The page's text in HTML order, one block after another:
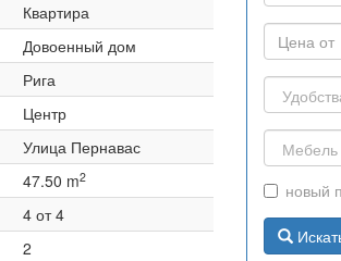
Квартира
Довоенный дом
Рига
Центр
Улица Пернавас
47.50 m2
4 от 4
2
новый